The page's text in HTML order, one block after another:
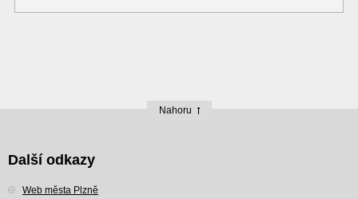
Nahoru
Další odkazy
Web města Plzně